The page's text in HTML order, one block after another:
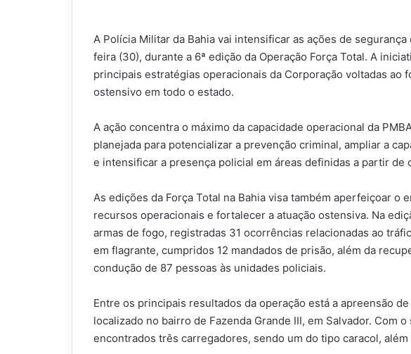
A Polícia Militar da Bahia vai intensificar as ações de
feira (30), durante a 6ª edição da Operação Força Total. A
principais estratégias operacionais da Corporação voltadas ao
ostensivo em todo o estado.
A ação concentra o máximo da capacidade operacional da
planejada para potencializar a prevenção criminal, ampliar a
e intensificar a presença policial em áreas definidas a partir de
As edições da Força Total na Bahia visa também aperfeiçoar o
recursos operacionais e fortalecer a atuação ostensiva. Na
armas de fogo, registradas 31 ocorrências relacionadas ao
em flagrante, cumpridos 12 mandados de prisão, além da
condução de 87 pessoas às unidades policiais.
Entre os principais resultados da operação está a apreensão
localizado no bairro de Fazenda Grande III, em Salvador. Com
encontrados três carregadores, sendo um do tipo caracol,